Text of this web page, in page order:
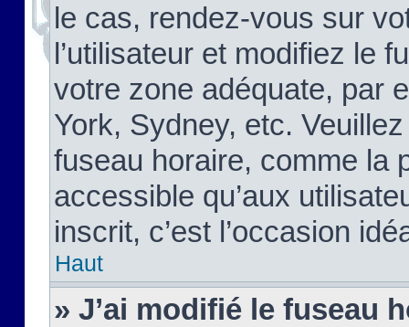
le cas, rendez-vous sur
l’utilisateur et modifiez le
votre zone adéquate, par
York, Sydney, etc.
fuseau horaire, comme la
accessible qu’aux
inscrit, c’est l’occasion
Haut
» J’ai modifié le fuseau